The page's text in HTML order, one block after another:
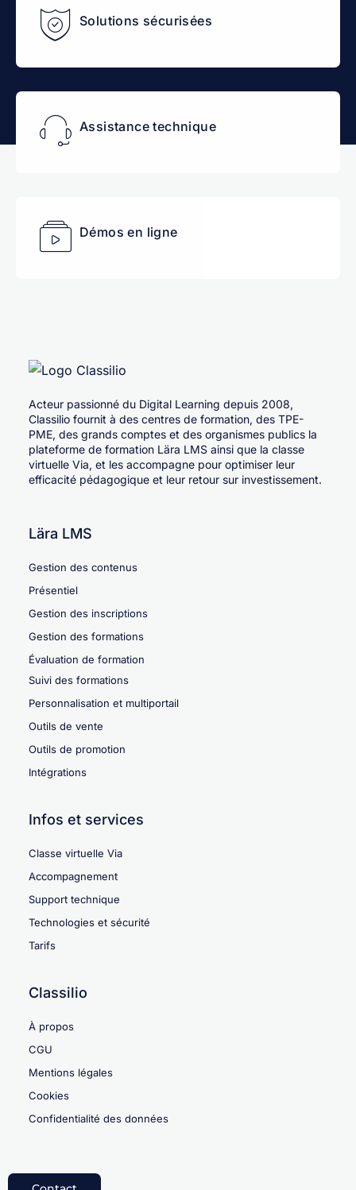
Solutions sécurisées
Assistance technique
Démos en ligne
Acteur passionné du Digital Learning depuis 2008,
Classilio fournit à des centres de formation, des TPE-
PME, des grands comptes et des organismes publics la
plateforme de formation Lära LMS ainsi que la classe
virtuelle Via, et les accompagne pour optimiser leur
efficacité pédagogique et leur retour sur investissement.
Lära LMS
Gestion des contenus
Présentiel
Gestion des inscriptions
Gestion des formations
Évaluation de formation
Suivi des formations
Personnalisation et multiportail
Outils de vente
Outils de promotion
Intégrations
Infos et services
Classe virtuelle Via
Accompagnement
Support technique
Technologies et sécurité
Tarifs
Classilio
À propos
CGU
Mentions légales
Cookies
Confidentialité des données